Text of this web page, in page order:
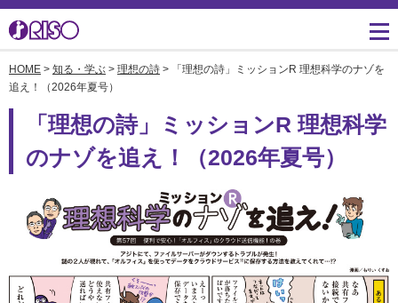
用途・事例紹介 トップ
導入事例
お役立ち記事
素材ダウンロード
閉じる
サポート トップ
製品についてのお問い合
わせ一覧
ダウンロード
消耗品情報
閉じる
知る・学ぶTOP
広報誌『理想の詩』
理想科学のものづくり
数字でわかる理想科学
RISO ART
企業情報TOP
会社概要
マネジメント
事業拠点一覧
あゆみ
採用情報
HOME > 知る・学ぶ > 理想の詩 > 「理想の詩」ミッションR 理想科学のナゾを
追え！（2026年夏号）
「理想の詩」ミッションR 理想科学
のナゾを追え！（2026年夏号）